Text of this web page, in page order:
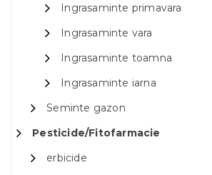
Ingrasaminte primavara
Ingrasaminte vara
Ingrasaminte toamna
Ingrasaminte iarna
Seminte gazon
Pesticide/Fitofarmacie
erbicide